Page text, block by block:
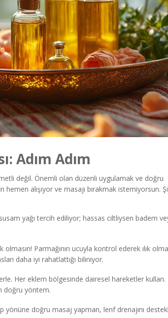
Adım Adım
değil. Önemli olan düzenli uygulamak ve doğru
alışıyor ve masajı bırakmak istemiyorsun.
yağı tercih ediliyor; hassas ciltliysen badem
Parmağının ucuyla kontrol ederek ılık
daha iyi rahatlattığı biliniyor.
Her eklem bölgesinde dairesel hareketler kullan.
doğru yöntem.
doğru masaj yapman, lenf drenajını